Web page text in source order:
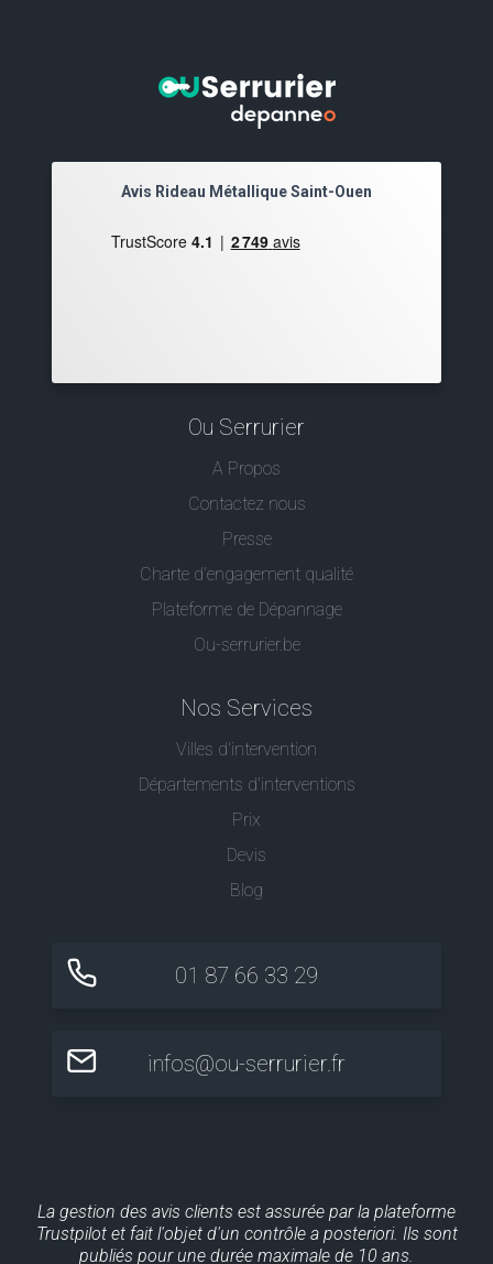
Avis Rideau Métallique Saint-Ouen
Ou Serrurier
A Propos
Contactez nous
Presse
Charte d’engagement qualité
Plateforme de Dépannage
Ou-serrurier.be
Nos Services
Villes d'intervention
Départements d'interventions
Prix
Devis
Blog
01 87 66 33 29
infos@ou-serrurier.fr
La gestion des avis clients est assurée par la plateforme
Trustpilot et fait l'objet d'un contrôle a posteriori. Ils sont
publiés pour une durée maximale de 10 ans.